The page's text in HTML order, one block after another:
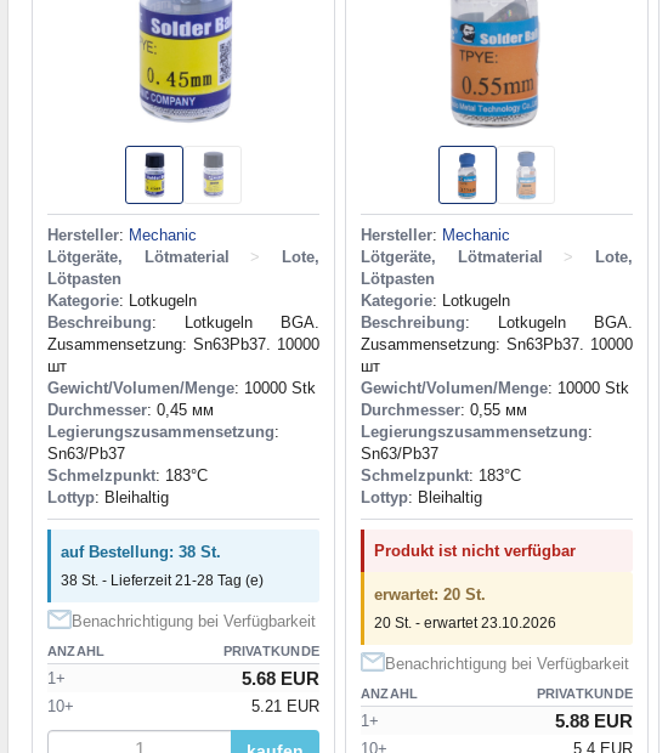
Hersteller: Mechanic
Lötgeräte, Lötmaterial
>
Lote,
Lötpasten
Kategorie: Lotkugeln
Beschreibung: Lotkugeln BGA.
Zusammensetzung: Sn63Pb37. 10000
шт
Gewicht/Volumen/Menge: 10000 Stk
Durchmesser: 0,45 мм
Legierungszusammensetzung:
Sn63/Pb37
Schmelzpunkt: 183°С
Lottyp: Bleihaltig
auf Bestellung: 38 St.
38 St. - Lieferzeit 21-28 Tag (e)
Benachrichtigung bei Verfügbarkeit
ANZAHL PRIVATKUNDE
1+ 5.68 EUR
10+ 5.21 EUR
Hersteller: Mechanic
Lötgeräte, Lötmaterial
>
Lote,
Lötpasten
Kategorie: Lotkugeln
Beschreibung: Lotkugeln BGA.
Zusammensetzung: Sn63Pb37. 10000
шт
Gewicht/Volumen/Menge: 10000 Stk
Durchmesser: 0,55 мм
Legierungszusammensetzung:
Sn63/Pb37
Schmelzpunkt: 183°С
Lottyp: Bleihaltig
Produkt ist nicht verfügbar
erwartet: 20 St.
20 St. - erwartet 23.10.2026
Benachrichtigung bei Verfügbarkeit
ANZAHL PRIVATKUNDE
1+ 5.88 EUR
10+ 5.4 EUR